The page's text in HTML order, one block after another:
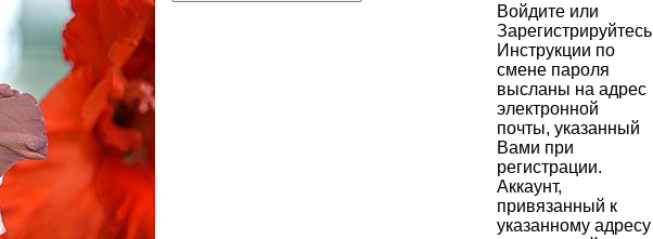
Войдите или
Зарегистрируйтесь
Инструкции по
смене пароля
высланы на адрес
электронной
почты, указанный
Вами при
регистрации.
Аккаунт,
привязанный к
указанному адресу